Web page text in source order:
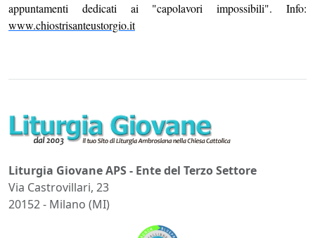
appuntamenti dedicati ai "capolavori impossibili". Info:
www.chiostrisanteustorgio.it
Liturgia Giovane APS - Ente del Terzo Settore
Via Castrovillari, 23
20152 - Milano (MI)